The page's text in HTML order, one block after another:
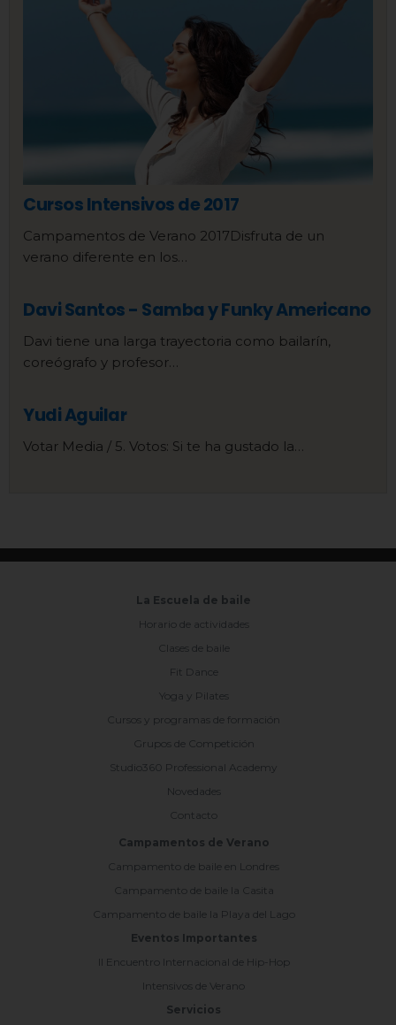
Cursos Intensivos de 2017
Campamentos de Verano 2017Disfruta de un
verano diferente en los…
Davi Santos - Samba y Funky Americano
Davi tiene una larga trayectoria como bailarín,
coreógrafo y profesor…
Yudi Aguilar
Votar Media / 5. Votos: Si te ha gustado la…
La Escuela de baile
Horario de actividades
Clases de baile
Fit Dance
Yoga y Pilates
Cursos y programas de formación
Grupos de Competición
Studio360 Professional Academy
Novedades
Contacto
Campamentos de Verano
Campamento de baile en Londres
Campamento de baile la Casita
Campamento de baile la Playa del Lago
Eventos Importantes
II Encuentro Internacional de Hip-Hop
Intensivos de Verano
Servicios